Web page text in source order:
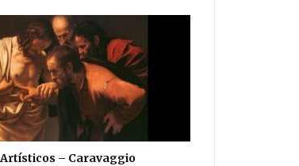
– Caravaggio